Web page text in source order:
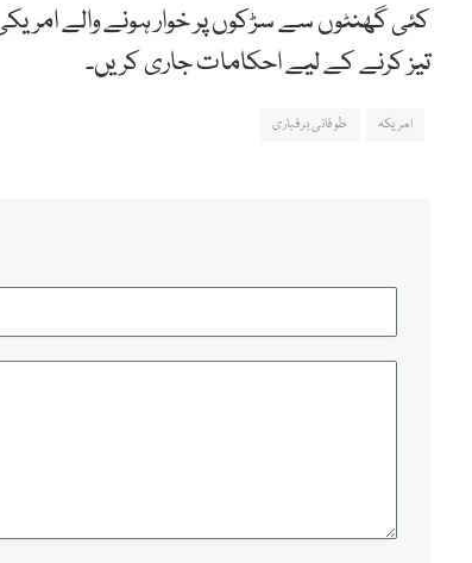
کئی گھنٹوں سے سڑکوں پر خوار ہونے والے
تیز کرنے کے لیے احکامات جاری کریں۔
امریکہ طوفانی برفباری